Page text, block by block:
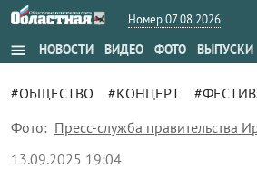
Номер 07.08.2026
menu НОВОСТИ ВИДЕО ФОТО ВЫПУСКИ
#ОБЩЕСТВО #КОНЦЕРТ
Фото: Пресс-служба правительства
13.09.2025 19:04